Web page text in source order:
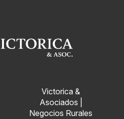
Victorica &
Asociados |
Negocios Rurales